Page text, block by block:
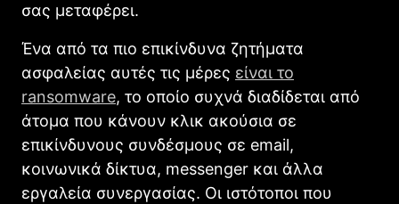
σας μεταφέρει.
Ένα από τα πιο επικίνδυνα ζητήματα
ασφαλείας αυτές τις μέρες είναι το
ransomware, το οποίο συχνά διαδίδεται από
άτομα που κάνουν κλικ ακούσια σε
επικίνδυνους συνδέσμους σε email,
κοινωνικά δίκτυα, messenger και άλλα
εργαλεία συνεργασίας. Οι ιστότοποι που